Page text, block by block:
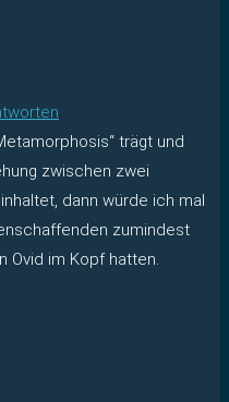
trägt und
zwischen zwei
dann würde ich mal
zumindest
Ovid im Kopf hatten.